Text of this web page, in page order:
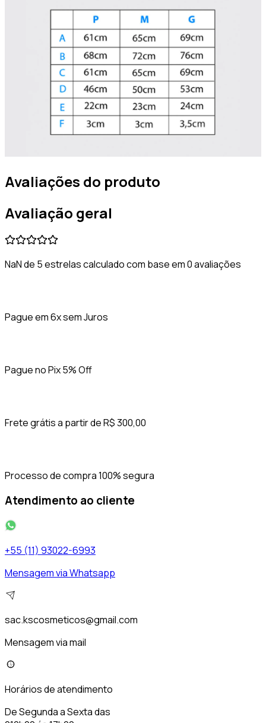
Avaliações do produto
Avaliação geral
NaN de 5 estrelas calculado com base em 0 avaliações
Pague em 6x sem Juros
Pague no Pix 5% Off
Frete grátis a partir de R$ 300,00
Processo de compra 100% segura
Atendimento ao cliente
+55 (11) 93022-6993
Mensagem via Whatsapp
sac.kscosmeticos@gmail.com
Mensagem via mail
Horários de atendimento
De Segunda a Sexta das